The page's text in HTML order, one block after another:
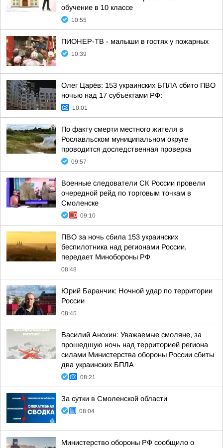
обучение в 10 классе
10:55
ПИОНЕР-ТВ - малыши в гостях у пожарных
10:39
Олег Царёв: 153 украинских БПЛА сбито ПВО
ночью над 17 субъектами РФ:
10:01
По факту смерти местного жителя в
Рославльском муниципальном округе
проводится доследственная проверка
09:57
Военные следователи СК России провели
очередной рейд по торговым точкам в
Смоленске
09:10
ПВО за ночь сбила 153 украинских
беспилотника над регионами России,
передает Минобороны РФ
08:48
Юрий Баранчик: Ночной удар по территории
России
08:45
Василий Анохин: Уважаемые смоляне, за
прошедшую ночь над территорией региона
силами Министерства обороны России сбиты
два украинских БПЛА
08:21
За сутки в Смоленской области
08:04
Министерство обороны РФ сообщило о